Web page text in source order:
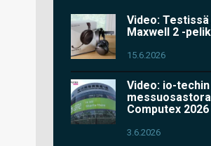
Video:
Maxwell 2 -
15.6.2026
Video: io-techin
Computex
3.6.2026